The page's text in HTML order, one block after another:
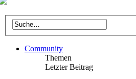
Community
Themen
Letzter Beitrag